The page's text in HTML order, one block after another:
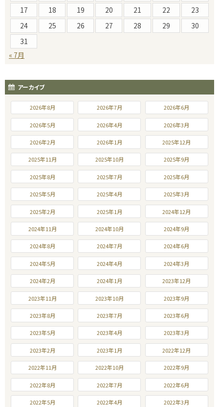
17
18 19 20 21 22
23
24
25 26 27 28 29
30
31
« 7月
アーカイブ
2026年8月 2026年7月 2026年6月
2026年5月 2026年4月 2026年3月
2026年2月 2026年1月 2025年12月
2025年11月 2025年10月 2025年9月
2025年8月 2025年7月 2025年6月
2025年5月 2025年4月 2025年3月
2025年2月 2025年1月 2024年12月
2024年11月 2024年10月 2024年9月
2024年8月 2024年7月 2024年6月
2024年5月 2024年4月 2024年3月
2024年2月 2024年1月 2023年12月
2023年11月 2023年10月 2023年9月
2023年8月 2023年7月 2023年6月
2023年5月 2023年4月 2023年3月
2023年2月 2023年1月 2022年12月
2022年11月 2022年10月 2022年9月
2022年8月 2022年7月 2022年6月
2022年5月 2022年4月 2022年3月